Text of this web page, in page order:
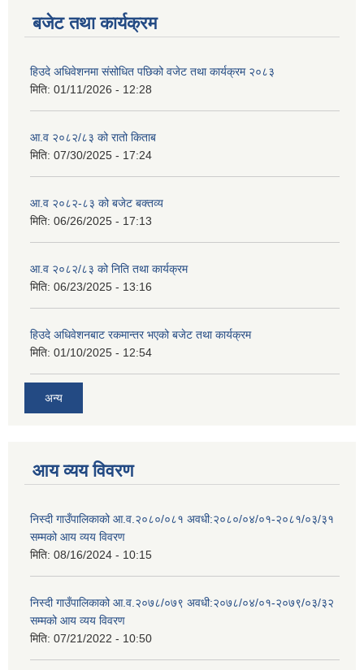
बजेट तथा कार्यक्रम
हिउदे अधिवेशनमा संसोधित पछिको वजेट तथा कार्यक्रम २०८३
मिति: 01/11/2026 - 12:28
आ.व २०८२/८३ को रातो किताब
मिति: 07/30/2025 - 17:24
आ.व २०८२-८३ को बजेट बक्तव्य
मिति: 06/26/2025 - 17:13
आ.व २०८२/८३ को निति तथा कार्यक्रम
मिति: 06/23/2025 - 13:16
हिउदे अधिवेशनबाट रकमान्तर भएको बजेट तथा कार्यक्रम
मिति: 01/10/2025 - 12:54
अन्य
आय व्यय विवरण
निस्दी गाउँपालिकाको आ.व.२०८०/०८१ अवधी:२०८०/०४/०१-२०८१/०३/३१
सम्मको आय व्यय विवरण
मिति: 08/16/2024 - 10:15
निस्दी गाउँपालिकाको आ.व.२०७८/०७९ अवधी:२०७८/०४/०१-२०७९/०३/३२
सम्मको आय व्यय विवरण
मिति: 07/21/2022 - 10:50